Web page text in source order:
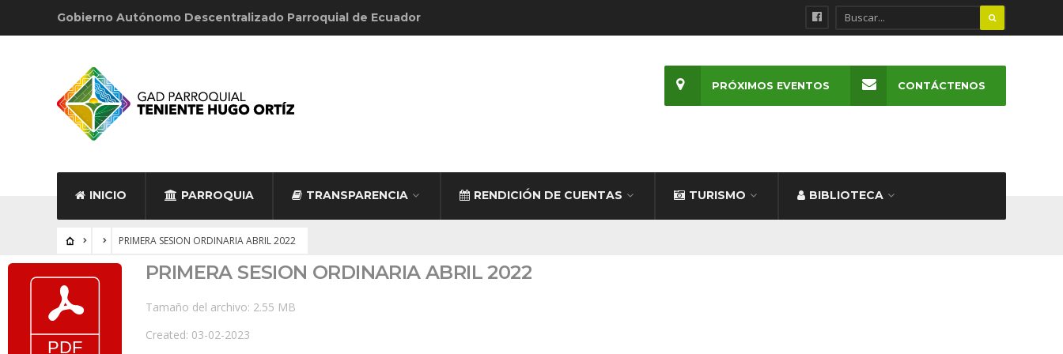
Gobierno Autónomo Descentralizado Parroquial de Ecuador
INICIO PARROQUIA TRANSPARENCIA RENDICIÓN DE CUENTAS TURISMO BIBLIOTECA
PRÓXIMOS EVENTOS CONTÁCTENOS
PRIMERA SESION ORDINARIA ABRIL 2022
PRIMERA SESION ORDINARIA ABRIL 2022
Tamaño del archivo: 2.55 MB
Created: 03-02-2023